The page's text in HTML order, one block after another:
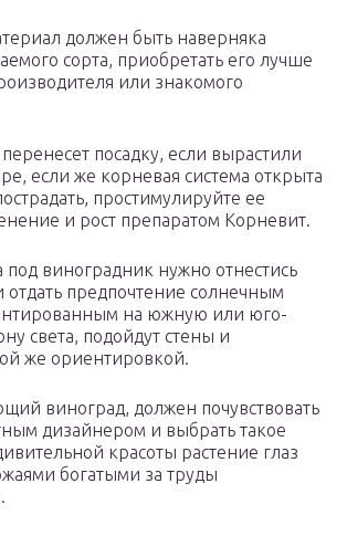
должен быть наверняка
сорта, приобретать его лучше
или знакомого
посадку, если вырастили
если же корневая система открыта
простимулируйте ее
и рост препаратом Корневит.
под виноградник нужно отнестись
отдать предпочтение солнечным
на южную или юго-
света, подойдут стены и
же ориентировкой.
виноград, должен почувствовать
дизайнером и выбрать такое
красоты растение глаз
богатыми за труды